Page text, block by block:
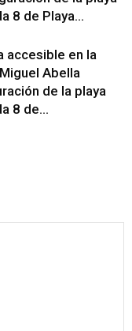
8 de Playa...
accesible en la
Abella
de la playa
8 de...